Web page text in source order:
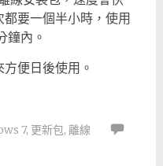
要一個半小時，使用
鐘內。
便日後使用。
7, 更新包, 離線